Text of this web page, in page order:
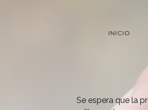
INICIO
Se espera que la